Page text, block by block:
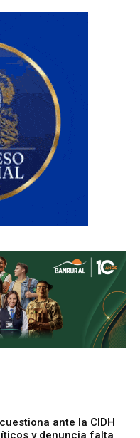
ante la CIDH
y denuncia falta